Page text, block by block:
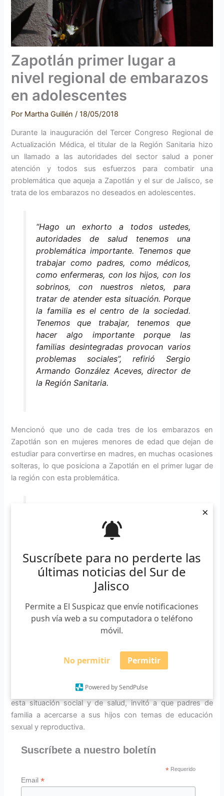
Suscríbete para no perderte las
últimas noticias del Sur de
Jalisco
Permite a El Suspicaz que envíe notificaciones
push vía web a su computadora o teléfono
móvil.
No permitir Permitir
Powered by SendPulse
×
Zapotlán primer lugar a
nivel regional de embarazos
en adolescentes
Por Martha Guillén/18/05/2018
Durante la inauguración del Tercer Congreso Regional de
Actualización Médica, el titular de la Región Sanitaria hizo
un llamado a las autoridades del sector salud a poner
atención y todos sus esfuerzos para combatir una
problemática que aqueja a Zapotlán y el sur de Jalisco, se
trata de los embarazos no deseados en adolescentes.
“Hago un exhorto a todos ustedes,
autoridades de salud tenemos una
problemática importante. Tenemos que
trabajar como padres, como médicos,
como enfermeras, con los hijos, con los
sobrinos, con nuestros nietos, para
tratar de atender esta situación. Porque
la familia es el centro de la sociedad.
Tenemos que trabajar, tenemos que
hacer algo importante porque las
familias desintegradas provocan varios
problemas sociales”, refirió Sergio
Armando González Aceves, director de
la Región Sanitaria.
Mencionó que uno de cada tres de los embarazos en
Zapotlán son en mujeres menores de edad que dejan de
estudiar para convertirse en madres, en muchas ocasiones
solteras, lo que posiciona a Zapotlán en el primer lugar de
la región con esta problemática.
urgente, los embarazos en
adolescentes. Los embarazos en
cada cuatro mujeres embarazadas. En
México el porcentaje de mujeres
embarazadas adolescentes es del 24%.
A nivel regional la zona sur el 29% de
las mamás embarazadas son menores
de 19 años. Pero aquí en Ciudad
Guzmán el 37% son mamás menores de
Exhortó al público en general a tomar responsabilidad ante
esta situación social y de salud, invitó a que padres de
familia a acercarse a sus hijos con temas de educación
sexual y reproductiva.
Suscríbete a nuestro boletín
* Requerido
Email*